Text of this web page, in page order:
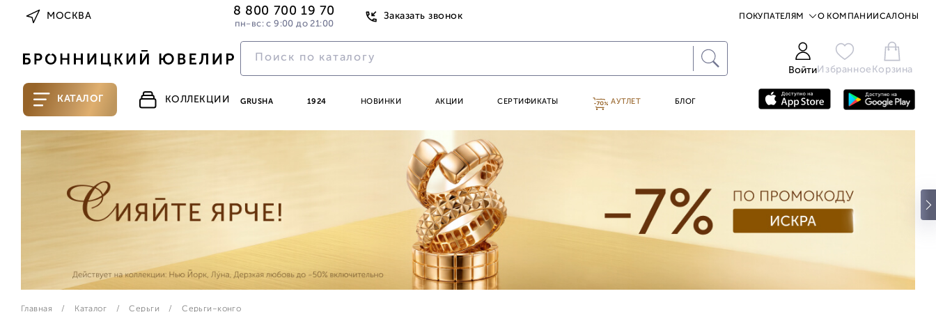
МОСКВА 8 800 700 19 70
пн-вс: с 9:00 до 21:00
Заказать звонок ПОКУПАТЕЛЯМ О КОМПАНИИ САЛОНЫ
ВойтиИзбранное Корзина
КАТАЛОГ КОЛЛЕКЦИИ GRUSHA 1924 НОВИНКИ АКЦИИ СЕРТИФИКАТЫ АУТЛЕТ БЛОГ
Главная Каталог Серьги Серьги-конго